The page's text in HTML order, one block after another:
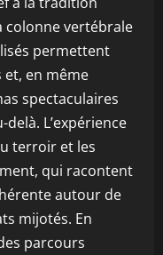
colonne vertébrale
permettent
et, en même
spectaculaires
L’expérience
terroir et les
qui racontent
autour de
mijotés. En
parcours